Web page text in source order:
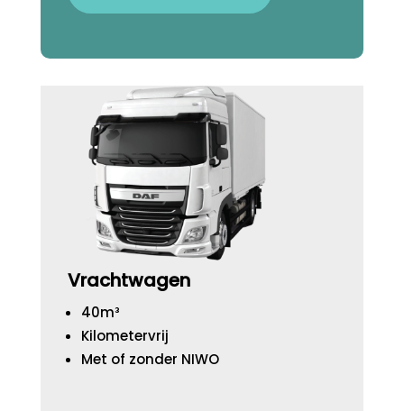
Vrachtwagen
40m³
Kilometervrij
Met of zonder NIWO